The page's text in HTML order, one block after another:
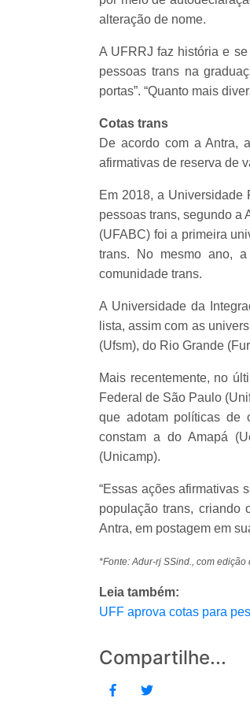
alteração de nome.
A UFRRJ faz história e
pessoas trans na
portas”. “Quanto mais
Cotas trans
De acordo com a Antra,
afirmativas de reserva de
Em 2018, a
pessoas trans, segundo a
(UFABC) foi a primeira
trans. No mesmo ano,
comunidade trans.
A Universidade da
lista, assim com as
(Ufsm), do Rio Grande
Mais recentemente, no
Federal de São Paulo
que adotam políticas de
constam a do Amapá
(Unicamp).
“Essas ações afirmativas
população trans, criando
Antra, em postagem em
*Fonte: Adur-rj SSind., com
Leia também:
UFF aprova cotas para
Compartilhe...